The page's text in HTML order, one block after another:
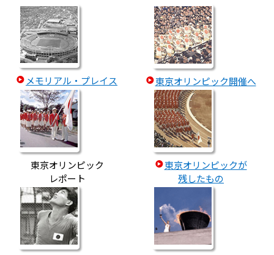
メモリアル・プレイス 東京オリンピック開催へ
東京オリンピック
レポート
東京オリンピックが
残したもの